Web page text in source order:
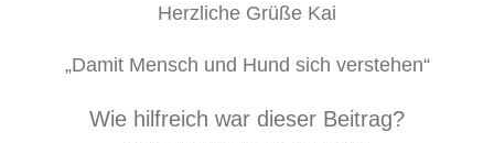
Herzliche Grüße Kai
„Damit Mensch und Hund sich verstehen“
Wie hilfreich war dieser Beitrag?